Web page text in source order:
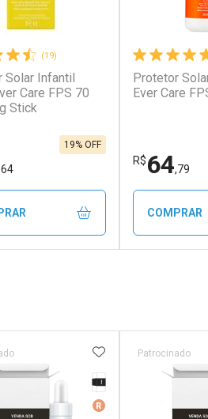
(19)
Solar Infantil
Care FPS 70
Stick
19% OFF
Protetor
Ever Care
R$64,79
COMPRAR
FAVORITOS
Tarja Preta
Medicamento De
ADICIONAR AOS
Patrocinado